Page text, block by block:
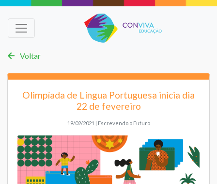
Voltar
Olimpíada de Língua Portuguesa inicia dia
22 de fevereiro
19/02/2021 | Escrevendo o Futuro